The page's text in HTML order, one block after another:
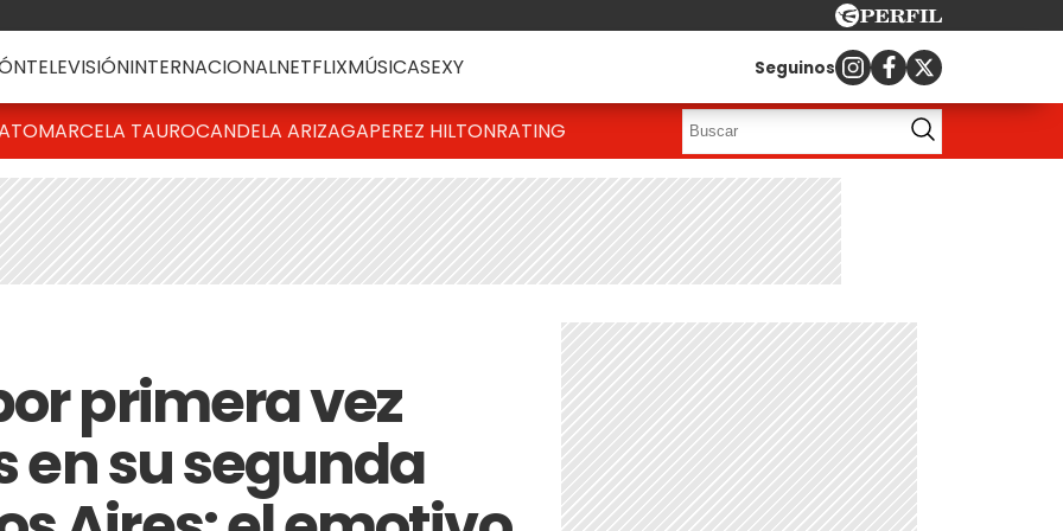
TELEVISIÓNINTERNACIONALNETFLIXMÚSICASEXY Seguinos
MARCELA TAUROCANDELA ARIZAGAPEREZ HILTONRATING
primera vez
en su segunda